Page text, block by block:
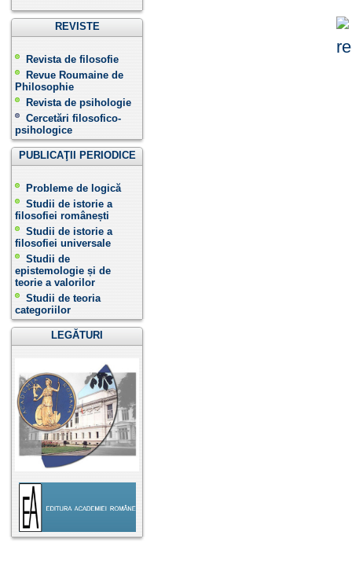
REVISTE
Revista de filosofie
Revue Roumaine de
Philosophie
Revista de psihologie
Cercetări filosofico-
psihologice
PUBLICAŢII PERIODICE
Probleme de logică
Studii de istorie a
filosofiei românești
Studii de istorie a
filosofiei universale
Studii de
epistemologie și de
teorie a valorilor
Studii de teoria
categoriilor
LEGĂTURI